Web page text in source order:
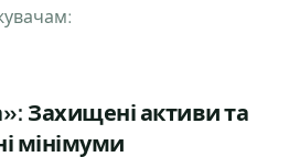
Захищені активи та
мінімуми